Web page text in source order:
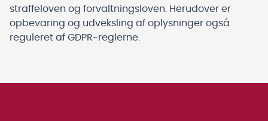
straffeloven og forvaltningsloven. Herudover er
opbevaring og udveksling af oplysninger også
reguleret af GDPR-reglerne.